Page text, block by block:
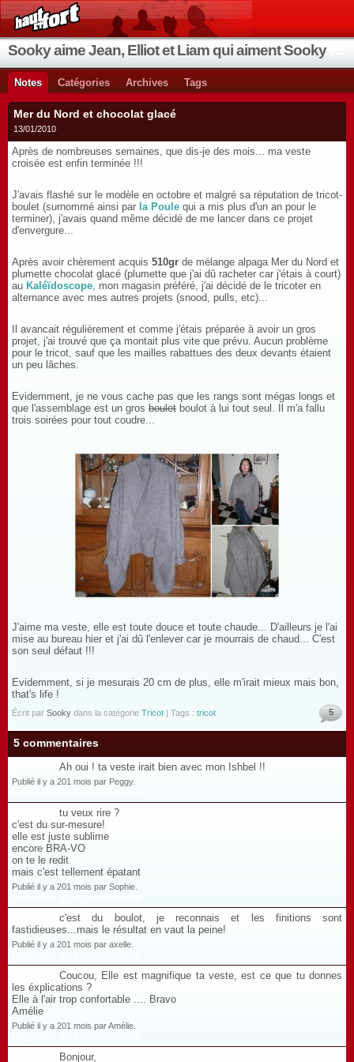
Notes Catégories Archives Tags
Mer du Nord et chocolat glacé
13/01/2010
Après de nombreuses semaines, que dis-je des mois... ma veste
croisée est enfin terminée !!!
J'avais flashé sur le modèle en octobre et malgré sa réputation de tricot-
boulet (surnommé ainsi par la Poule qui a mis plus d'un an pour le
terminer), j'avais quand même décidé de me lancer dans ce projet
d'envergure...
Après avoir chèrement acquis 510gr de mélange alpaga Mer du Nord et
plumette chocolat glacé (plumette que j'ai dû racheter car j'étais à court)
au Kaléïdoscope, mon magasin préféré, j'ai décidé de le tricoter en
alternance avec mes autres projets (snood, pulls, etc)...
Il avancait régulièrement et comme j'étais préparée à avoir un gros
projet, j'ai trouvé que ça montait plus vite que prévu. Aucun problème
pour le tricot, sauf que les mailles rabattues des deux devants étaient
un peu lâches.
Evidemment, je ne vous cache pas que les rangs sont mégas longs et
que l'assemblage est un gros boulet boulot à lui tout seul. Il m'a fallu
trois soirées pour tout coudre...
J'aime ma veste, elle est toute douce et toute chaude... D'ailleurs je l'ai
mise au bureau hier et j'ai dû l'enlever car je mourrais de chaud... C'est
son seul défaut !!!
Evidemment, si je mesurais 20 cm de plus, elle m'irait mieux mais bon,
that's life !
Écrit par Sooky dans la catégorie Tricot | Tags : tricot 5
5 commentaires
Ah oui ! ta veste irait bien avec mon Ishbel !!
Publié il y a 201 mois par Peggy.
tu veux rire ?
c'est du sur-mesure!
elle est juste sublime
encore BRA-VO
on te le redit
mais c'est tellement épatant
Publié il y a 201 mois par Sophie.
c'est du boulot, je reconnais et les finitions sont
fastidieuses...mais le résultat en vaut la peine!
Publié il y a 201 mois par axelle.
Coucou, Elle est magnifique ta veste, est ce que tu donnes
les éxplications ?
Elle à l'air trop confortable .... Bravo
Amélie
Publié il y a 201 mois par Amélie.
Bonjour,